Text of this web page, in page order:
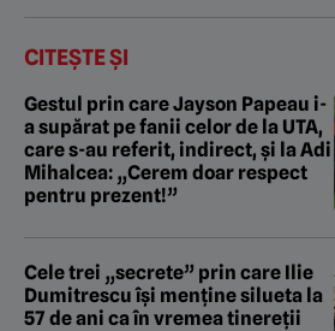
CITEȘTE ȘI
Gestul prin care Jayson Papeau i-
a supărat pe fanii celor de la UTA,
care s-au referit, indirect, și la Adi
Mihalcea: „Cerem doar respect
pentru prezent!”
Cele trei „secrete” prin care Ilie
Dumitrescu își menține silueta la
57 de ani ca în vremea tinereții